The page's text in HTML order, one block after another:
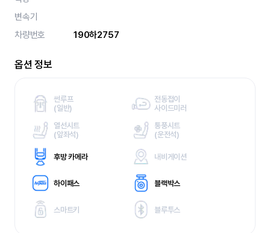
변속기
차량번호
190하2757
옵션 정보
썬루프
(일반)
전동접이
사이드미러
열선시트
(앞좌석)
통풍시트
(운전석)
후방 카메라 내비게이션
하이패스 블랙박스
스마트키 블루투스